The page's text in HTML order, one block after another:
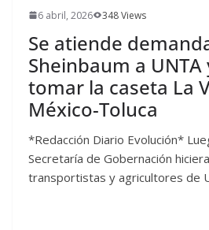
6 abril, 2026 348 Views
Se atiende
Sheinbaum a UNTA
tomar la caseta La
México-Toluca
*Redacción Diario Evolución*
Secretaría de Gobernación
transportistas y agricultores de